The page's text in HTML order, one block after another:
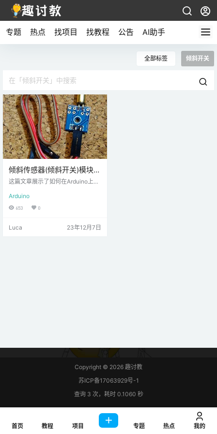
专题 热点 找项目 找教程 公告 AI助手
全部标签 倾斜开关
倾斜传感器(倾斜开关)模块-
Arduino使用教程
这篇文章展示了如何在Arduino上使
次被称为倾角仪、倾斜开关或滚球
传感器。使用倾斜传感器是检测方
所示。 倾斜传感器可以检测方向或
Arduino
653 0
Luca 23年12月7日
Copyright © 2026 趣讨教
苏ICP备17063929号-1
查询 3 次，耗时 0.1060 秒
首页 教程 项目 专题 热点 我的